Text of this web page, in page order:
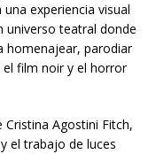
experiencia visual
universo teatral donde
homenajear, parodiar
film noir y el horror
Agostini Fitch,
el trabajo de luces